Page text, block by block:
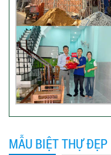
MẪU BIỆT THỰ ĐẸP